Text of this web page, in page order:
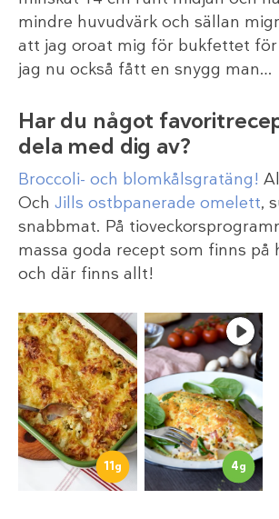
mindre huvudvärk och sällan
att jag oroat mig för bukfettet för
jag nu också fått en snygg man…
Har du något
dela med dig av?
Broccoli- och blomkålsgratäng!
Och Jills ostbpanerade omelett,
snabbmat. På
massa goda recept som finns på
och där finns allt!
11g 4g